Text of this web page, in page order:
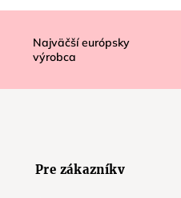
Najväčší európsky
výrobca
Pre zákazníkv